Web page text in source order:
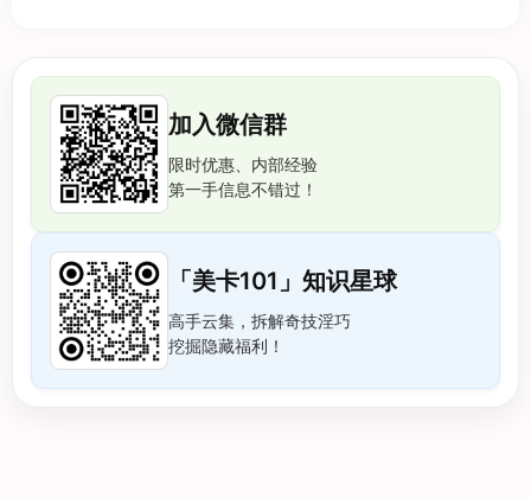
加入微信群
限时优惠、内部经验
第一手信息不错过！
「美卡101」知识星球
高手云集，拆解奇技淫巧
挖掘隐藏福利！